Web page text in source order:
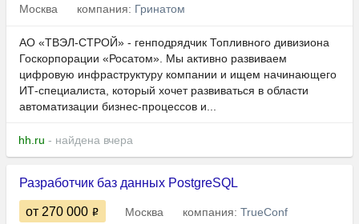
Москва компания: Гринатом
АО «ТВЭЛ-СТРОЙ» - генподрядчик Топливного дивизиона
Госкорпорации «Росатом». Мы активно развиваем
цифровую инфраструктуру компании и ищем начинающего
ИТ-специалиста, который хочет развиваться в области
автоматизации бизнес-процессов и...
hh.ru - найдена вчера
Разработчик баз данных PostgreSQL
от 270 000 Москва компания: TrueConf